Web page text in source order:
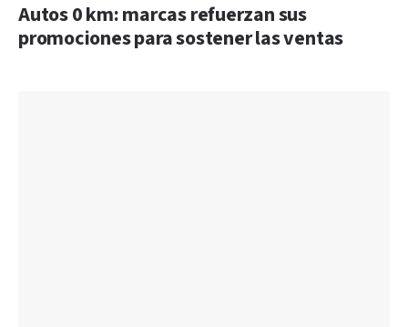
Autos 0 km: marcas refuerzan sus
promociones para sostener las ventas